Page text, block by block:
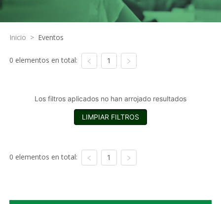
Inicio > Eventos
0 elementos en total: 1
Los filtros aplicados no han arrojado resultados
LIMPIAR FILTROS
0 elementos en total: 1